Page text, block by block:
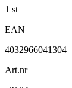
1 st
EAN
4032966041304
Art.nr